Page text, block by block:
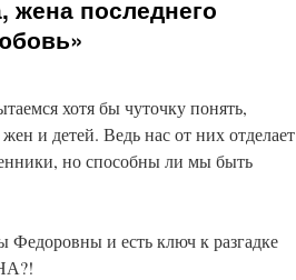
последнего
хотя бы чуточку понять,
и детей. Ведь нас от них отделает
но способны ли мы быть
и есть ключ к разгадке